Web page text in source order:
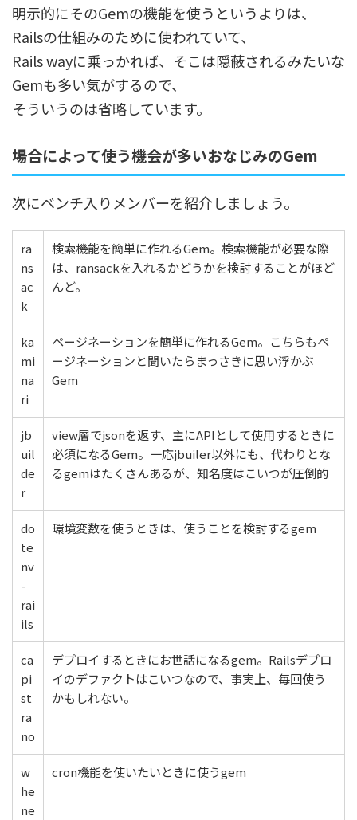
明示的にそのGemの機能を使うというよりは、
Railsの仕組みのために使われていて、
Rails wayに乗っかれば、そこは隠蔽されるみたいな
Gemも多い気がするので、
そういうのは省略しています。
場合によって使う機会が多いおなじみのGem
次にベンチ入りメンバーを紹介しましょう。
ra
ns
ac
k
検索機能を簡単に作れるGem。検索機能が必要な際
は、ransackを入れるかどうかを検討することがほど
んど。
ka
mi
na
ri
ページネーションを簡単に作れるGem。こちらもペ
ージネーションと聞いたらまっさきに思い浮かぶ
Gem
jb
uil
de
r
view層でjsonを返す、主にAPIとして使用するときに
必須になるGem。一応jbuiler以外にも、代わりとな
るgemはたくさんあるが、知名度はこいつが圧倒的
do
te
nv
-
rai
ils
環境変数を使うときは、使うことを検討するgem
ca
pi
st
ra
no
デプロイするときにお世話になるgem。Railsデプロ
イのデファクトはこいつなので、事実上、毎回使う
かもしれない。
w
he
ne
cron機能を使いたいときに使うgem